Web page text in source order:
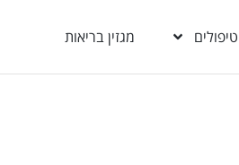
מגזין בריאות